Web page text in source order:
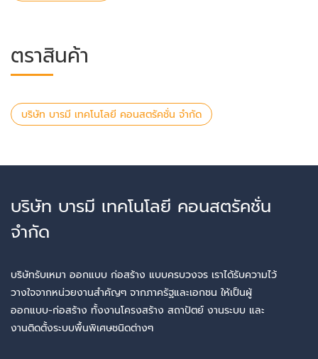
ตราสินค้า
บริษัท บารมี เทคโนโลยี คอนสตรัคชั่น จำกัด
บริษัท บารมี เทคโนโลยี คอนสตรัคชั่น
จำกัด
บริษัทรับเหมา ออกแบบ ก่อสร้าง แบบครบวงจร เราได้รับความไว้
วางใจจากหน่วยงานสำคัญๆ จากภาครัฐและเอกชน ให้เป็นผู้
ออกแบบ-ก่อสร้าง ทั้งงานโครงสร้าง สถาปัตย์ งานระบบ และ
งานติดตั้งระบบพื้นพิเศษชนิดต่างๆ